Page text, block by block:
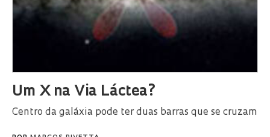
Um X na Via Láctea?
Centro da galáxia pode ter duas barras que se cruzam